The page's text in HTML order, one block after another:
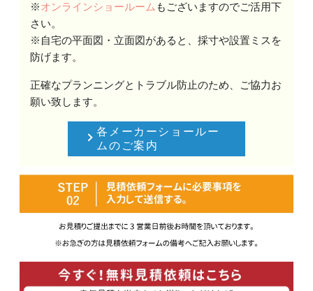
※オンラインショールーム もございますのでご活用下
さい。
※自宅の平面図・立面図があると、採寸や設置ミスを
防げます。
正確なプランニングとトラブル防止のため、ご協力お
願い致します。
各メーカーショールー
ムのご案内